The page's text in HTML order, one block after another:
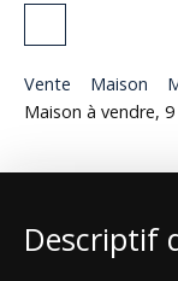
Vente Maison
Maison à vendre,
Descriptif